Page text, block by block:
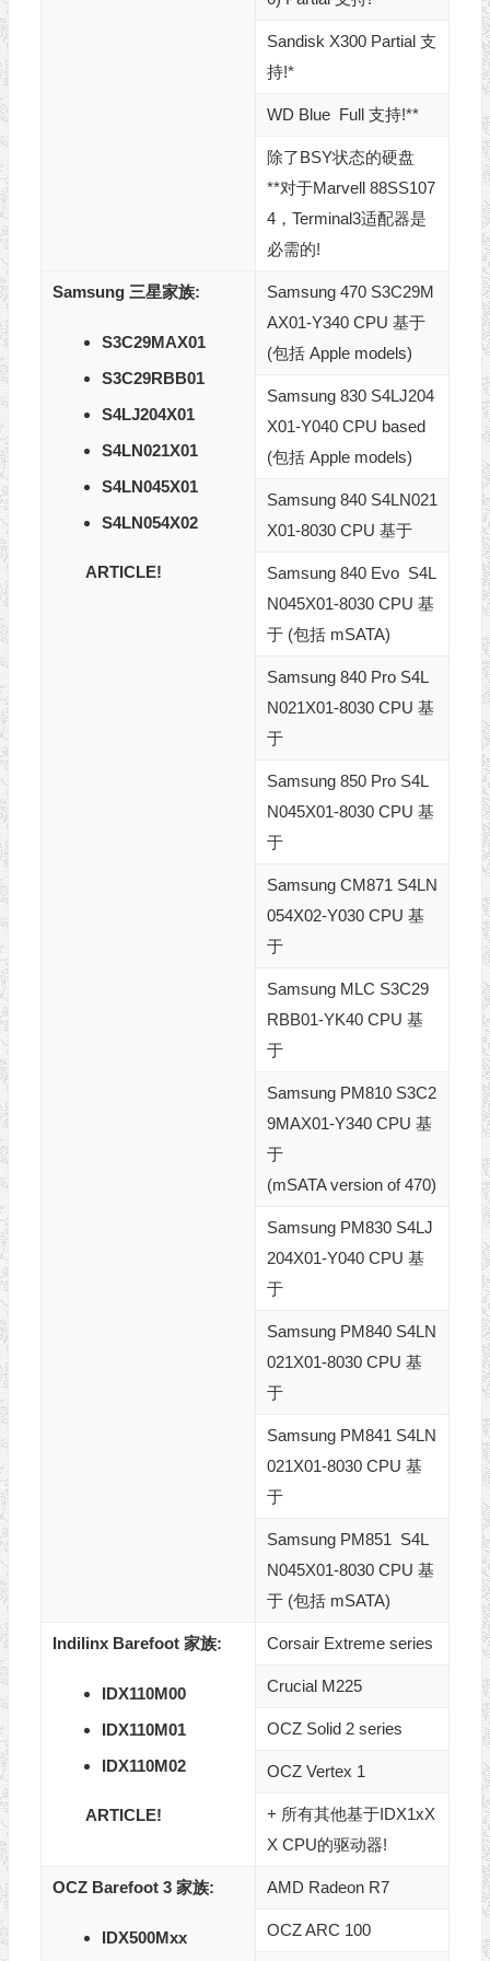
Sandisk X300 Partial 支
持!*
WD Blue Full 支持!**
除了BSY状态的硬盘
**对于Marvell 88SS107
4，Terminal3适配器是
必需的!
Samsung 三星家族:
S3C29MAX01
S3C29RBB01
S4LJ204X01
S4LN021X01
S4LN045X01
S4LN054X02
ARTICLE!
Samsung 470 S3C29M
AX01-Y340 CPU 基于
(包括 Apple models)
Samsung 830 S4LJ204
X01-Y040 CPU based
(包括 Apple models)
Samsung 840 S4LN021
X01-8030 CPU 基于
Samsung 840 Evo S4L
N045X01-8030 CPU 基
于 (包括 mSATA)
Samsung 840 Pro S4L
N021X01-8030 CPU 基
于
Samsung 850 Pro S4L
N045X01-8030 CPU 基
于
Samsung CM871 S4LN
054X02-Y030 CPU 基
于
Samsung MLC S3C29
RBB01-YK40 CPU 基
于
Samsung PM810 S3C2
9MAX01-Y340 CPU 基
于
(mSATA version of 470)
Samsung PM830 S4LJ
204X01-Y040 CPU 基
于
Samsung PM840 S4LN
021X01-8030 CPU 基
于
Samsung PM841 S4LN
021X01-8030 CPU 基
于
Samsung PM851 S4L
N045X01-8030 CPU 基
于 (包括 mSATA)
Indilinx Barefoot 家族:
IDX110M00
IDX110M01
IDX110M02
ARTICLE!
Corsair Extreme series
Crucial M225
OCZ Solid 2 series
OCZ Vertex 1
+ 所有其他基于IDX1xX
X CPU的驱动器!
OCZ Barefoot 3 家族:
IDX500Mxx
AMD Radeon R7
OCZ ARC 100